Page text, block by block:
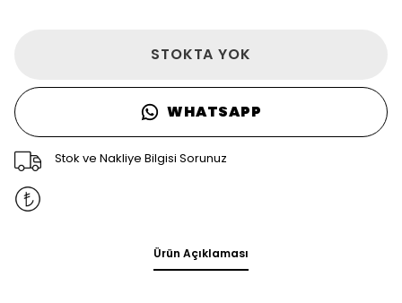
STOKTA YOK
WHATSAPP
Stok ve Nakliye Bilgisi Sorunuz
Ürün Açıklaması